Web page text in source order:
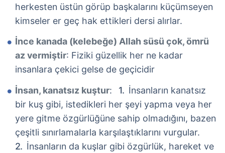
herkesten üstün görüp başkalarını küçümseyen
kimseler er geç hak ettikleri dersi alırlar.
İnce kanada (kelebeğe) Allah süsü çok, ömrü
az vermiştir: Fiziki güzellik her ne kadar
insanlara çekici gelse de geçicidir
İnsan, kanatsız kuştur:
İnsanların kanatsız
bir kuş gibi, istedikleri her şeyi yapma veya her
yere gitme özgürlüğüne sahip olmadığını, bazen
çeşitli sınırlamalarla karşılaştıklarını vurgular.
İnsanların da kuşlar gibi özgürlük, hareket ve